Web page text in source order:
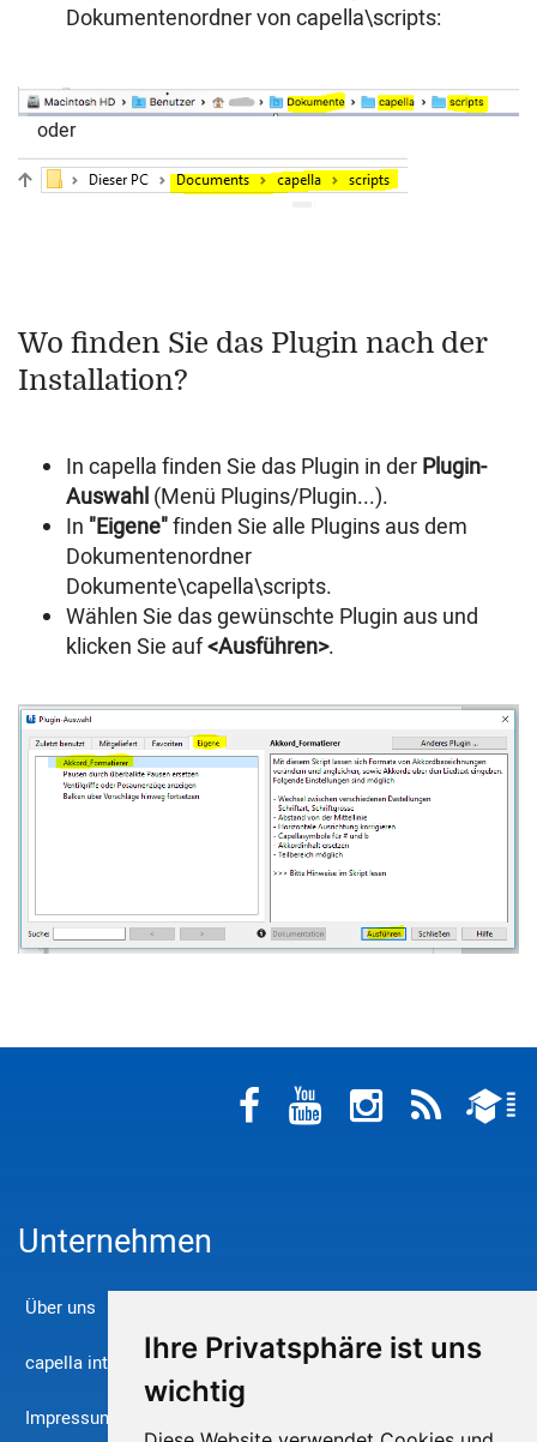
Ihre Privatsphäre ist uns
wichtig
Dokumentenordner von capella\scripts:
oder
Wo finden Sie das Plugin nach der
Installation?
In capella finden Sie das Plugin in derPlugin-
Auswahl(Menü Plugins/Plugin...).
In "Eigene"finden Sie alle Plugins aus dem
Dokumentenordner
Dokumente\capella\scripts.
Wählen Sie das gewünschte Plugin aus und
klicken Sie auf<Ausführen>.
Unternehmen
Über uns
capella international
Impressum